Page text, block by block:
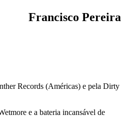
Francisco Pereira
Records (Américas) e pela Dirty
e a bateria incansável de